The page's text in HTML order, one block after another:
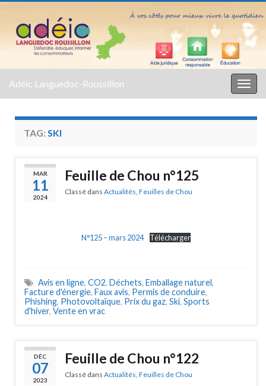
Adéic Languedoc-Roussillon
TAG: SKI
MAR
11
2024
Feuille de Chou n°125
Classé dans Actualités, Feuilles de Chou
N°125 – mars 2024 Télécharger
Avis en ligne, CO2, Déchets, Emballage naturel,
Facture d'énergie, Faux avis, Permis de conduire,
Phishing, Photovoltaïque, Prix du gaz, Ski, Sports
d'hiver, Vente en vrac
DÉC
07
2023
Feuille de Chou n°122
Classé dans Actualités Feuilles de Chou